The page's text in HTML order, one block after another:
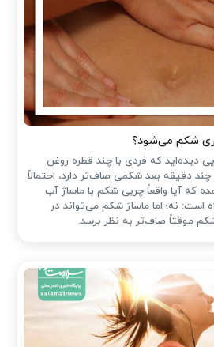
شکم می‌شود؟
دیده‌اید که فردی با چند قطره روغن
دقیقه بعد شکمی صاف‌تر دارد، احتمالاً
که آیا واقعاً چربی شکم با ماساژ آب
نه؛ اما ماساژ شکم می‌تواند در
موقتاً صاف‌تر به نظر برسد.